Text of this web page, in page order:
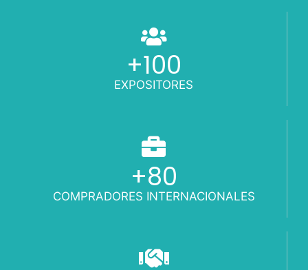
+100
EXPOSITORES
+80
COMPRADORES INTERNACIONALES